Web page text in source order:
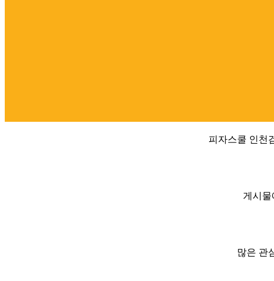
피자스쿨 인천
게시물
많은 관